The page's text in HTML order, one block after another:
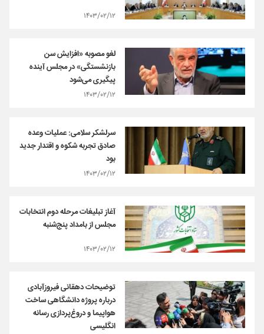
۱۴۰۳/۰۲/۱۲
لغو مصوبه «افزایش سن
بازنشستگی» در مجلس آینده
پیگیری می‌شود
۱۴۰۳/۰۲/۱۲
سرلشکر سلامی: عملیات وعده
صادق تجربه شکوه و اقتدار جدید
بود
۱۴۰۳/۰۲/۱۲
آغاز تبلیغات مرحله دوم انتخابات
مجلس از بامداد پنج‌شنبه
۱۴۰۳/۰۲/۱۲
توضیحات دهقانی فیروزآبادی
درباره پروژه دانشگاهی ساخت
هواپیما و دروغ‌پردازی رسانه
انگلیسی